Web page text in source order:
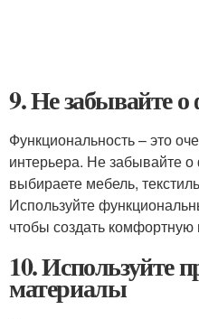
9. Не забывайте
Функциональность – это
интерьера. Не забывайте о
выбираете мебель,
Используйте
чтобы создать
10. Используйте
материалы